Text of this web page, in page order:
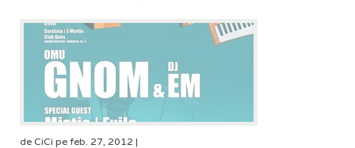
de CiCi pe feb. 27, 2012 |